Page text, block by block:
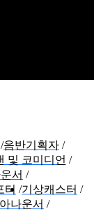
음반기획자
및 코미디언
서
터
기상캐스터
나운서